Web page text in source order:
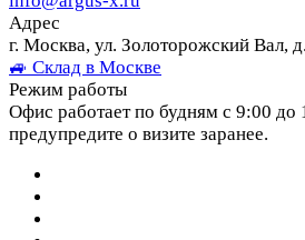
Адрес
г. Москва, ул. Золоторожский Вал,
🚙 Склад в Москве
Режим работы
Офис работает по будням с 9:00 до
предупредите о визите заранее.